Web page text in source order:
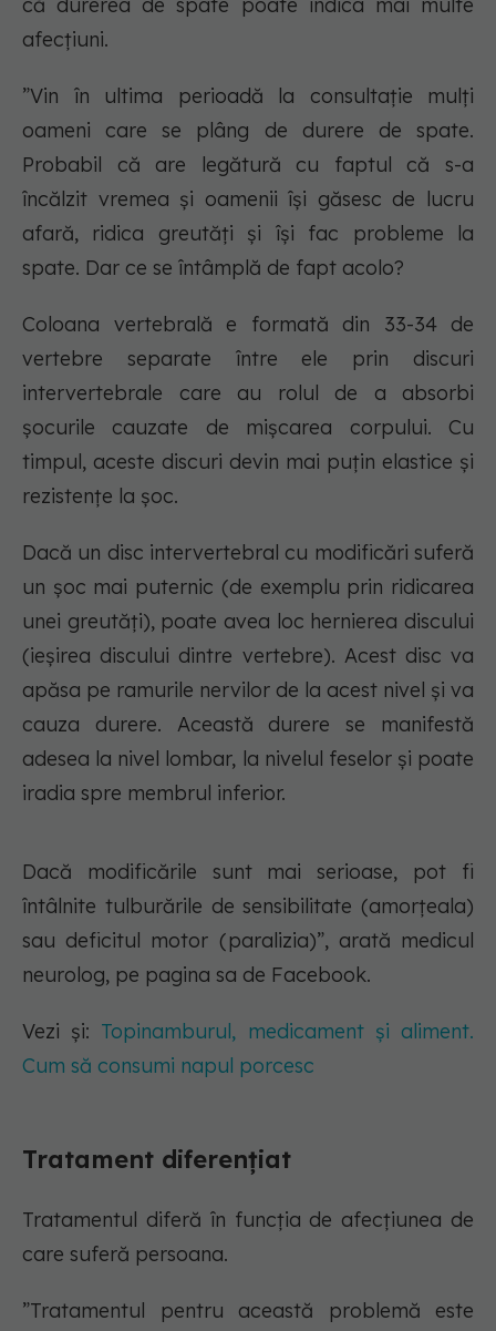
că durerea de spate poate indica mai multe
afecțiuni.
”Vin în ultima perioadă la consultaţie mulţi
oameni care se plâng de durere de spate.
Probabil că are legătură cu faptul că s-a
încălzit vremea şi oamenii îşi găsesc de lucru
afară, ridica greutăţi şi îşi fac probleme la
spate. Dar ce se întâmplă de fapt acolo?
Coloana vertebrală e formată din 33-34 de
vertebre separate între ele prin discuri
intervertebrale care au rolul de a absorbi
şocurile cauzate de mişcarea corpului. Cu
timpul, aceste discuri devin mai puţin elastice şi
rezistenţe la şoc.
Dacă un disc intervertebral cu modificări suferă
un şoc mai puternic (de exemplu prin ridicarea
unei greutăţi), poate avea loc hernierea discului
(ieşirea discului dintre vertebre). Acest disc va
apăsa pe ramurile nervilor de la acest nivel şi va
cauza durere. Această durere se manifestă
adesea la nivel lombar, la nivelul feselor şi poate
iradia spre membrul inferior.
Dacă modificările sunt mai serioase, pot fi
întâlnite tulburările de sensibilitate (amorţeala)
sau deficitul motor (paralizia)”, arată medicul
neurolog, pe pagina sa de Facebook.
Vezi și: Topinamburul, medicament și aliment.
Cum să consumi napul porcesc
Tratament diferențiat
Tratamentul diferă în funcția de afecțiunea de
care suferă persoana.
”Tratamentul pentru această problemă este